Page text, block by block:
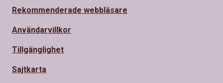
Rekommenderade webbläsare
Användarvillkor
Tillgänglighet
Sajtkarta